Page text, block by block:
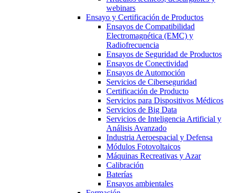
webinars
Ensayo y Certificación de Productos
Ensayos de Compatibilidad
Electromagnética (EMC) y
Radiofrecuencia
Ensayos de Seguridad de Productos
Ensayos de Conectividad
Ensayos de Automoción
Servicios de Ciberseguridad
Certificación de Producto
Servicios para Dispositivos Médicos
Servicios de Big Data
Servicios de Inteligencia Artificial y
Análisis Avanzado
Industria Aeroespacial y Defensa
Módulos Fotovoltaicos
Máquinas Recreativas y Azar
Calibración
Baterías
Ensayos ambientales